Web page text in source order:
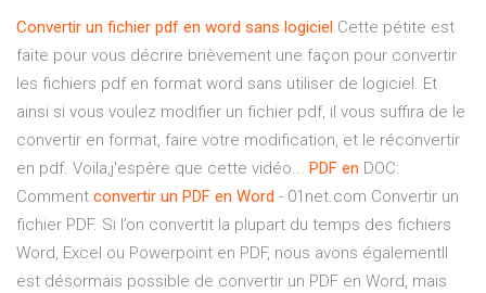
Convertir un fichier pdf en word sans logiciel Cette pétite est
faite pour vous décrire brièvement une façon pour convertir
les fichiers pdf en format word sans utiliser de logiciel. Et
ainsi si vous voulez modifier un fichier pdf, il vous suffira de le
convertir en format, faire votre modification, et le réconvertir
en pdf. Voila,j'espère que cette vidéo... PDF en DOC:
Comment convertir un PDF en Word - 01net.com Convertir un
fichier PDF. Si l’on convertit la plupart du temps des fichiers
Word, Excel ou Powerpoint en PDF, nous avons égalementIl
est désormais possible de convertir un PDF en Word, mais